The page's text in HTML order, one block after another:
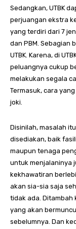
Sedangkan, UTBK
perjuangan ekstra
yang terdiri dari 7
dan PBM. Sebagian
UTBK. Karena, di
peluangnya cukup
melakukan segala
Termasuk, cara
joki.
Disinilah, masalah
disediakan, baik
maupun tenaga
untuk menjalaninya
kekhawatiran
akan sia-sia saja
tidak ada. Ditambah
yang akan
sebelumnya. Dan